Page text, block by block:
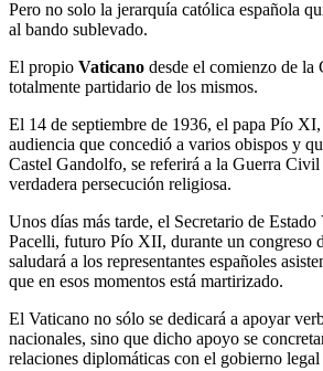
Pero no solo la jerarquía católica española
al bando sublevado.
El propio Vaticano desde el comienzo de
totalmente partidario de los mismos.
El 14 de septiembre de 1936, el papa Pío
audiencia que concedió a varios obispos y
Castel Gandolfo, se referirá a la Guerra Civil
verdadera persecución religiosa.
Unos días más tarde, el Secretario de
Pacelli, futuro Pío XII, durante un congreso
saludará a los representantes españoles
que en esos momentos está martirizado.
El Vaticano no sólo se dedicará a apoyar
nacionales, sino que dicho apoyo se
relaciones diplomáticas con el gobierno